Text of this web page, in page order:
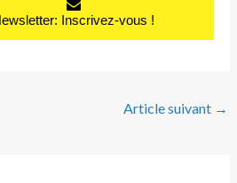
Inscrivez-vous !
Article suivant →